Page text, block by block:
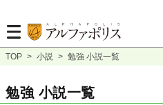
TOP > 小説 > 勉強 小説一覧
勉強 小説一覧